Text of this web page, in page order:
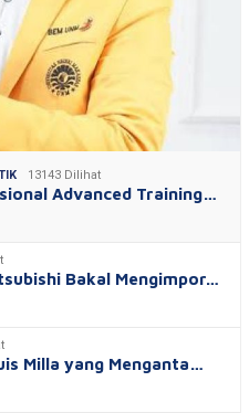
13143 Dilihat
Advanced Training…
Bakal Mengimpor…
Milla yang Menganta…